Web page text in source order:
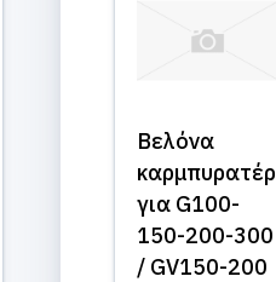
Βελόνα
καρμπυρατέρ
για G100-
150-200-300
/ GV150-200